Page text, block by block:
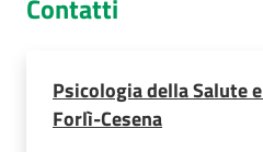
Contatti
Psicologia della Salute
Forlì-Cesena